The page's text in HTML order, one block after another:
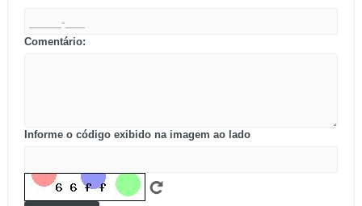
Comentário:
Informe o código exibido na imagem ao lado